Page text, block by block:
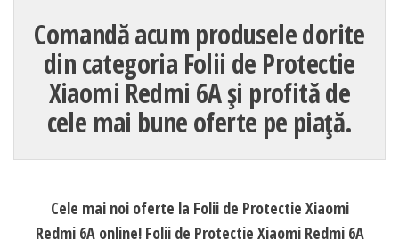
Comandă acum produsele dorite
din categoria Folii de Protectie
Xiaomi Redmi 6A și profită de
cele mai bune oferte pe piață.
Cele mai noi oferte la Folii de Protectie Xiaomi
Redmi 6A online! Folii de Protectie Xiaomi Redmi 6A